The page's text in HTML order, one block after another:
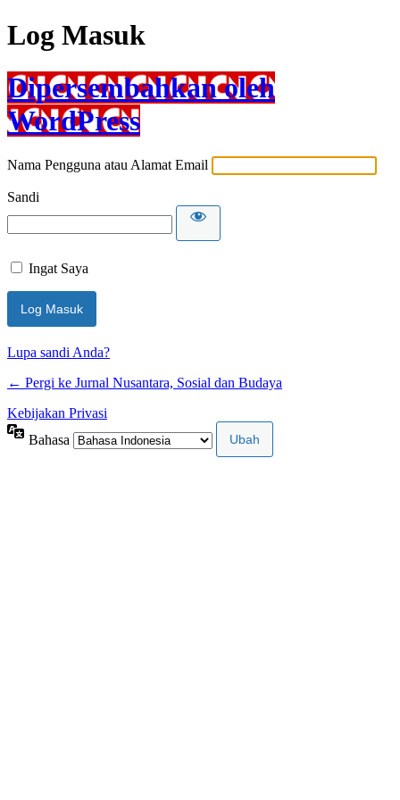
Log Masuk
Dipersembahkan oleh
WordPress
Nama Pengguna atau Alamat Email
Sandi
Ingat Saya
Lupa sandi Anda?
← Pergi ke Jurnal Nusantara, Sosial dan Budaya
Kebijakan Privasi
Bahasa